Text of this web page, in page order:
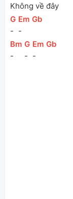
Không về đây
[
G ]
-
[Em ]
-
[
Gb
[Bm ]
-
[
G ]
-
[Em ]
-
[
Gb